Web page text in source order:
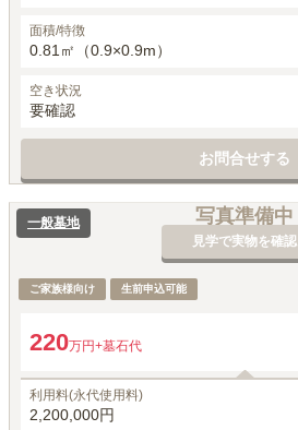
面積/特徴
0.81㎡（0.9×0.9m）
空き状況
要確認
お問合せする
写真準備中
見学で実物を確認
一般墓地
ご家族様向け 生前申込可能
220万円+墓石代
利用料(永代使用料)
2,200,000円